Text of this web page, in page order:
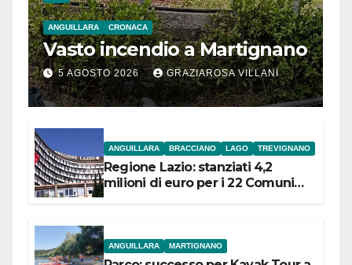
ANGUILLARA CRONACA
Vasto incendio a Martignano
5 AGOSTO 2026 GRAZIAROSA VILLANI
ANGUILLARA BRACCIANO LAGO TREVIGNANO
Regione Lazio: stanziati 4,2
milioni di euro per i 22 Comuni
ANGUILLARA MARTIGNANO